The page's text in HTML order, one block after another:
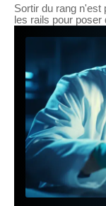
Sortir du rang n'est
les rails pour poser